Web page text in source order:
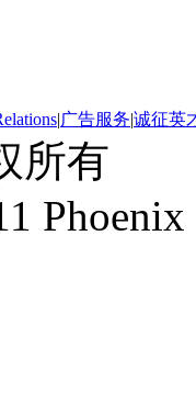
|广告服务|诚征英
所有